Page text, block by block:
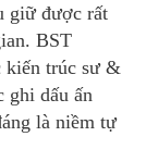
giữ được rất
BST
kiến trúc sư &
ghi dấu ấn
là niềm tự